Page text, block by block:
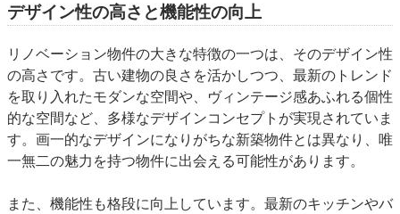
デザイン性の高さと機能性の向上
リノベーション物件の大きな特徴の一つは、そのデザイン性
の高さです。古い建物の良さを活かしつつ、最新のトレンド
を取り入れたモダンな空間や、ヴィンテージ感あふれる個性
的な空間など、多様なデザインコンセプトが実現されていま
す。画一的なデザインになりがちな新築物件とは異なり、唯
一無二の魅力を持つ物件に出会える可能性があります。
また、機能性も格段に向上しています。最新のキッチンやバ